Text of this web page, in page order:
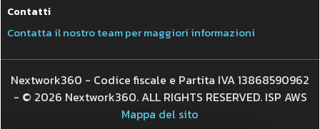
Contatti
Contatta il nostro team per maggiori informazioni
Nextwork360 - Codice fiscale e Partita IVA 13868590962
- © 2026 Nextwork360. ALL RIGHTS RESERVED. ISP AWS
Mappa del sito